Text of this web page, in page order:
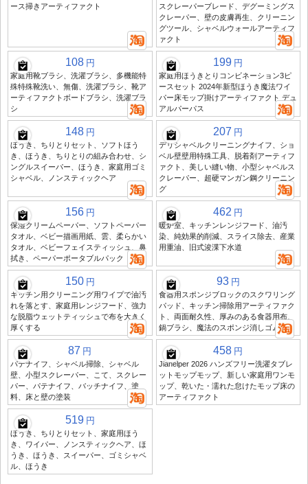
ース掃きアーティファクト
スクレーパーブレード、デグーミングス
クレーパー、壁の皮膚再生、クリーニン
グツール、シャベルウォールアーティフ
ァクト
108 円
家庭用靴ブラシ、洗濯ブラシ、多機能特
殊特殊靴洗い、無傷、洗濯ブラシ、靴ア
ーティファクトボードブラシ、洗濯ブラ
シ
199 円
家庭用ほうきとりコンビネーション3ピ
ースセット 2024年新型ほうき魔法ワイ
パー床モップ掛けアーティファクト デュ
アルパーパス
148 円
ほうき、ちりとりセット、ソフトほう
き、ほうき、ちりとりの組み合わせ、シ
ングルスイーパー、ほうき、家庭用ゴミ
シャベル、ノンスティックヘア
207 円
デリシャベルクリーニングナイフ、ショ
ベル壁壁用特殊工具、脱着剤アーティフ
ァクト、美しい縫い物、小型シャベルス
クレーパー、超硬マンガン鋼クリーニン
グ
156 円
保湿クリームペーパー、ソフトペーパー
タオル、ベビー描画用紙、雲、柔らかい
タオル、ベビーフェイスティッシュ、鼻
拭き、ペーパーポータブルパック
462 円
暖炉室、キッチンレンジフード、油汚
染、純効果的削減、スライス除去、産業
用重油、旧式浚渫下水道
150 円
キッチン用クリーニング用ワイプで油汚
れを落とす、家庭用レンジフード、強力
な脱脂ウェットティッシュで布を大きく
厚くする
93 円
食器用スポンジブロックのスクワリング
パッド、キッチン掃除用アーティファク
ト、両面耐久性、厚みのある食器用布、
鍋ブラシ、魔法のスポンジ消しゴム
87 円
パテナイフ、シャベル掃除、シャベル
壁、小型スクレーパー、こて、スクレー
パー、パテナイフ、バッチナイフ、塗
料、床と壁の塗装
458 円
Jiahelper 2026 ハンズフリー洗濯タブレ
ットモップモップ、新しい家庭用ワンモ
ップ、乾いた・濡れた怠けたモップ床の
アーティファクト
519 円
ほうき、ちりとりセット、家庭用ほう
き、ワイパー、ノンスティックヘア、ほ
うき、ほうき、スイーパー、ゴミシャベ
ル、ほうき